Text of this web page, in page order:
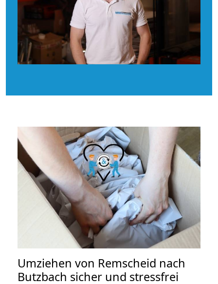
Umziehen von Remscheid nach
Butzbach sicher und stressfrei